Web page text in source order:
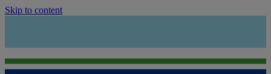
Skip to content